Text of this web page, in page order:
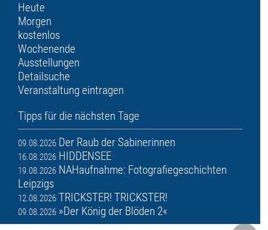
Heute
Morgen
kostenlos
Wochenende
Ausstellungen
Detailsuche
Veranstaltung eintragen
Tipps für die nächsten Tage
09.08.2026 Der Raub der Sabinerinnen
16.08.2026 HIDDENSEE
19.08.2026 NAHaufnahme: Fotografiegeschichten
Leipzigs
12.08.2026 TRICKSTER! TRICKSTER!
09.08.2026 »Der König der Blöden 2«